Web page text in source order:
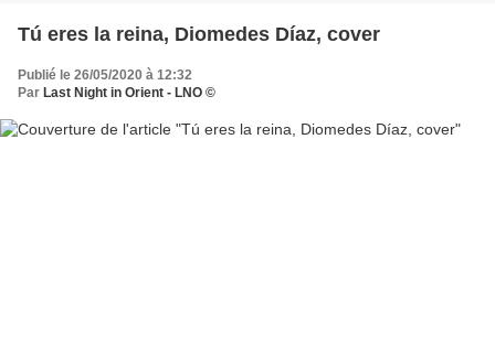
Tú eres la reina, Diomedes Díaz, cover
Publié le 26/05/2020 à 12:32
Par Last Night in Orient - LNO ©